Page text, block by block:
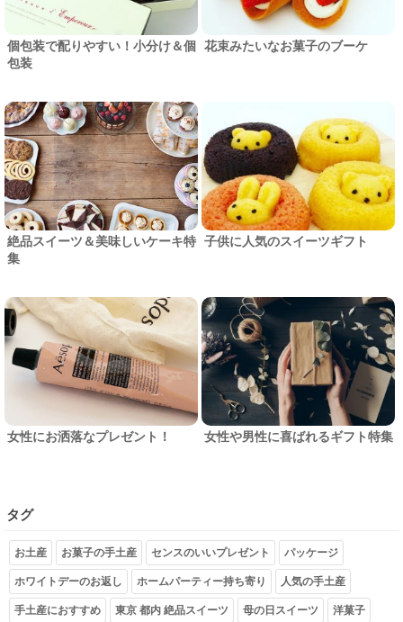
個包装で配りやすい！小分け＆個
包装
花束みたいなお菓子のブーケ
絶品スイーツ＆美味しいケーキ特
集
子供に人気のスイーツギフト
女性にお洒落なプレゼント！ 女性や男性に喜ばれるギフト特集
タグ
お土産 お菓子の手土産 センスのいいプレゼント パッケージ
ホワイトデーのお返し ホームパーティー持ち寄り 人気の手土産
手土産におすすめ 東京 都内 絶品スイーツ 母の日スイーツ 洋菓子